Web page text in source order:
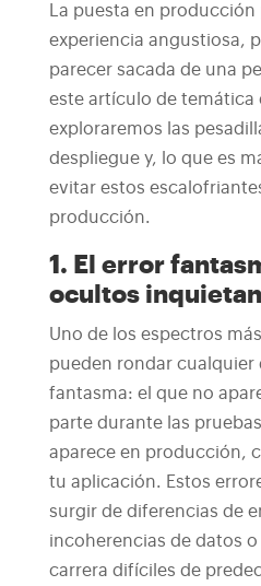
La puesta en
experiencia angustiosa,
parecer sacada de una
este artículo de temática
exploraremos las
despliegue y, lo que es
evitar estos
producción.
1. El error
ocultos
Uno de los espectros
pueden rondar cualquier
fantasma: el que no
parte durante las
aparece en producción,
tu aplicación. Estos
surgir de diferencias de
incoherencias de datos
carrera difíciles de